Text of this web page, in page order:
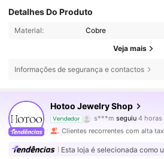
Detalhes Do Produto
Material: Cobre
Veja mais
Informações de segurança e contactos
Hotoo Jewelry Shop
Vendedor
s***mseguiu4 horas
m***9 está a navegar
4,90
167K Seguidores
Clientes recorrentes com alta
Esta loja é selecionada como